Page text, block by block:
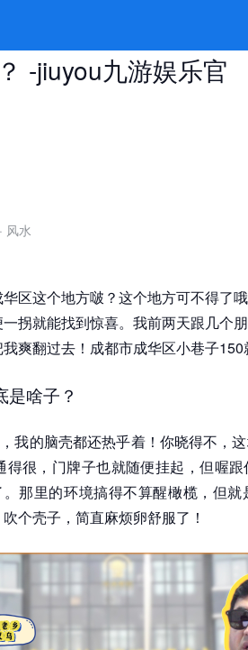
巷子150，隐藏的美
-jiuyou九游娱乐官
· 风水
区这个地方啵？这个地方可不得了
拐就能找到惊喜。我前两天跟几个
爽翻过去！成都市成华区小巷子
是啥子？
我的脑壳都还热乎着！你晓得不，
得很，门牌子也就随便挂起，但喔
。那里的环境搞得不算醒橄榄，但
个壳子，简直麻烦卵舒服了！